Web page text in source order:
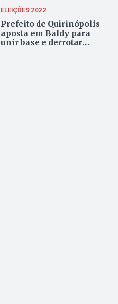
ELEIÇÕES 2022
Prefeito de Quirinópolis
aposta em Baldy para
unir base e derrotar